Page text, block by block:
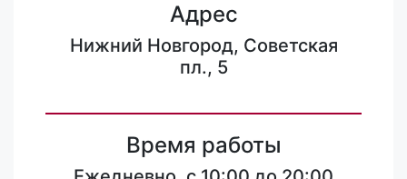
Адрес
Нижний Новгород, Советская
пл., 5
Время работы